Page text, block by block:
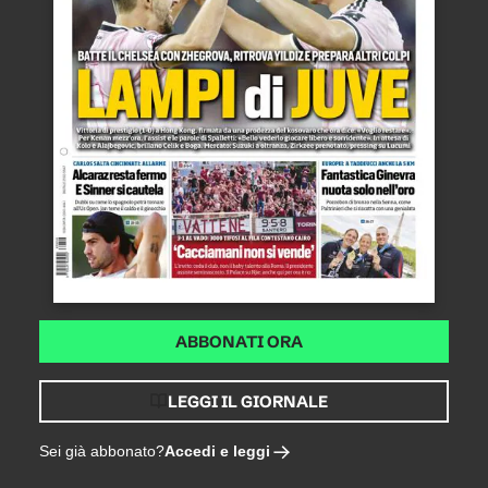
ABBONATI ORA
LEGGI IL GIORNALE
Sei già abbonato?Accedi e leggi